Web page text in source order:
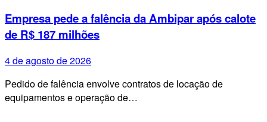
Empresa pede a falência da Ambipar após calote
de R$ 187 milhões
4 de agosto de 2026
Pedido de falência envolve contratos de locação de
equipamentos e operação de…